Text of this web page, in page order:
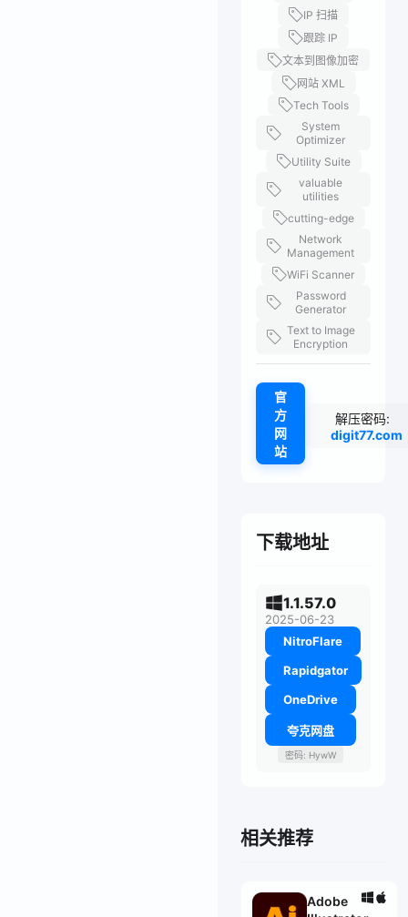
IP 扫描
跟踪 IP
文本到图像加密
网站 XML
Tech Tools
System
Optimizer
Utility Suite
valuable
utilities
cutting-edge
Network
Management
WiFi Scanner
Password
Generator
Text to Image
Encryption
官
方
网
站
解压密码:
digit77.com
下载地址
1.1.57.0
2025-06-23
NitroFlare
Rapidgator
OneDrive
夸克网盘
密码: HywW
相关推荐
Adobe